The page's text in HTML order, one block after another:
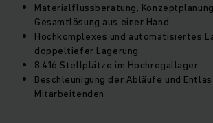
Materialflussberatung,
Gesamtlösung aus einer Hand
Hochkomplexes und automatisiertes
doppeltiefer Lagerung
8.416 Stellplätze im Hochregallager
Beschleunigung der Abläufe und
Mitarbeitenden